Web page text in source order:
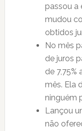
passou a
mudou
obtidos
No mês
de juros
de 7,75%
mês. Ela
ninguém
Lançou
não